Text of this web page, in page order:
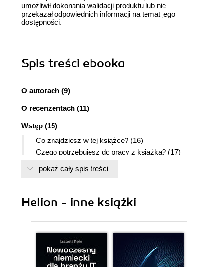
umożliwił dokonania walidacji produktu lub nie
przekazał odpowiednich informacji na temat jego
dostępności.
Spis treści ebooka
O autorach (9)
O recenzentach (11)
Wstęp (15)
Co znajdziesz w tej książce? (16)
Czego potrzebujesz do pracy z książką? (17)
Dla kogo przeznaczona jest ta książka? (17)
Konwencje (18)
Piractwo (19)
aplikacji internetowych (23)
Metodologia przeprowadzania testów
penetracyjnych (24)
pokaż cały spis treści
Helion - inne książki